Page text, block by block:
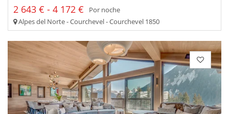
2 643 € - 4 172 €
Por noche
Alpes del Norte - Courchevel - Courchevel 1850